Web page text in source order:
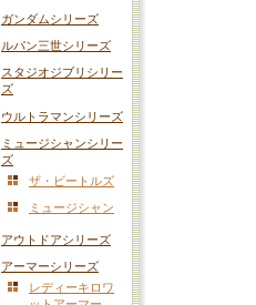
ガンダムシリーズ
ルパン三世シリーズ
スタジオジブリシリー
ズ
ウルトラマンシリーズ
ミュージシャンシリー
ズ
ザ・ビートルズ
ミュージシャン
アウトドアシリーズ
アーマーシリーズ
レディーキロワ